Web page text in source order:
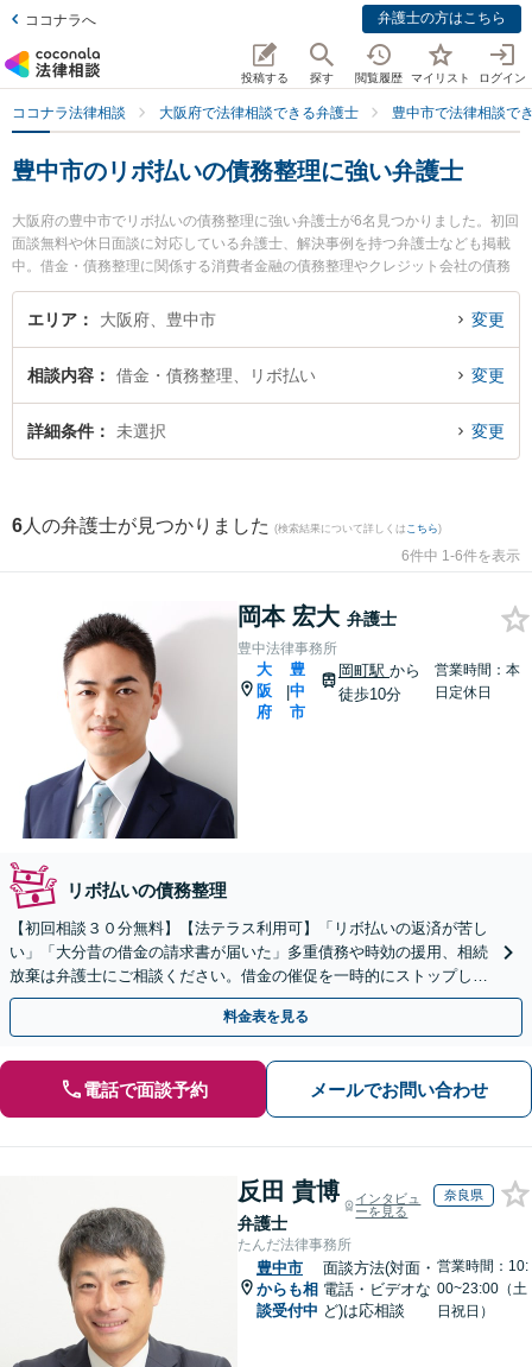
ココナラへ 弁護士の方はこちら
投稿する 探す 閲覧履歴 マイリスト ログイン
ココナラ法律相談 大阪府で法律相談できる弁護士 豊中市で法律相談で
豊中市のリボ払いの債務整理に強い弁護士
大阪府の豊中市でリボ払いの債務整理に強い弁護士が6名見つかりました。初回
面談無料や休日面談に対応している弁護士、解決事例を持つ弁護士なども掲載
中。借金・債務整理に関係する消費者金融の債務整理やクレジット会社の債務
整理、リボ払いの債務整理等の細かな分野での絞り込み検索もでき便利です。
特に豊中法律事務所の岡本 宏大弁護士やなごみ法律事務所の森岡 満広弁護士、
リボ払いの債務整理のトラブルを今すぐに弁護士に相談したい』『リボ払いの
債務整理のトラブル解決の実績豊富な近くの弁護士を検索したい』『初回相談
無料でリボ払いの債務整理を法律相談できる豊中市内の弁護士に相談予約した
エリア 大阪府、豊中市 変更
相談内容 借金・債務整理、リボ払い 変更
詳細条件 未選択 変更
6 人の弁護士が見つかりました (検索結果について詳しくは こちら)
6件中 1-6件を表示
岡本 宏大 弁護士
豊中法律事務所
大
阪
府
|
豊
中
市
岡町駅 から
徒歩10分
営業時間：本
日定休日
リボ払いの債務整理
【初回相談３０分無料】【法テラス利用可】「リボ払いの返済が苦し
い」「大分昔の借金の請求書が届いた」多重債務や時効の援用、相続
放棄は弁護士にご相談ください。借金の催促を一時的にストップしま
す。自己破産、個人再生など【岡町駅10分】
料金表を見る
電話で面談予約 メールでお問い合わせ
反田 貴博
弁護士
インタビュ
ーを見る
奈良県
たんだ法律事務所
豊中市
からも相
談受付中
面談方法(対面・
電話・ビデオな
ど)は応相談
営業時間：10:
00~23:00（土
日祝日）